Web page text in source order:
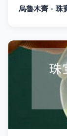
烏魯木齊 - 珠